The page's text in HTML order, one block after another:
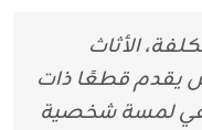
الأثاث
يقدم قطعًا ذات
لمسة شخصية